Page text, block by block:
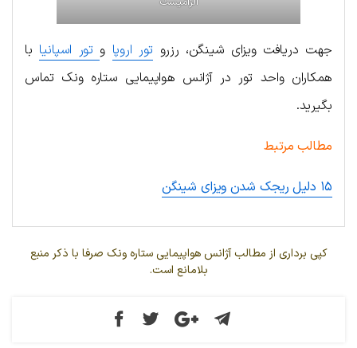
جهت دریافت ویزای شینگن، رزرو تور اروپا و تور اسپانیا با
همکاران واحد تور در آژانس هواپیمایی ستاره ونک تماس
بگیرید.
مطالب مرتبط
۱۵ دلیل ریجک شدن ویزای شینگن
کپی برداری از مطالب آژانس هواپیمایی ستاره ونک صرفا با ذکر منبع
بلامانع است.